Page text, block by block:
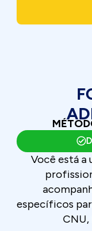
Você está a
específicos
CNU,